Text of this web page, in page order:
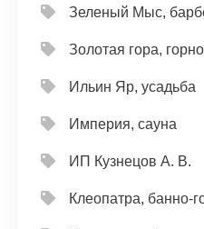
Зеленый Мыс,
Золотая гора,
Ильин Яр, усадьба
Империя, сауна
ИП Кузнецов А. В.
Клеопатра, банно-